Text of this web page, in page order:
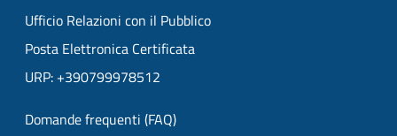
Ufficio Relazioni con il Pubblico
Posta Elettronica Certificata
URP: +390799978512
Domande frequenti (FAQ)